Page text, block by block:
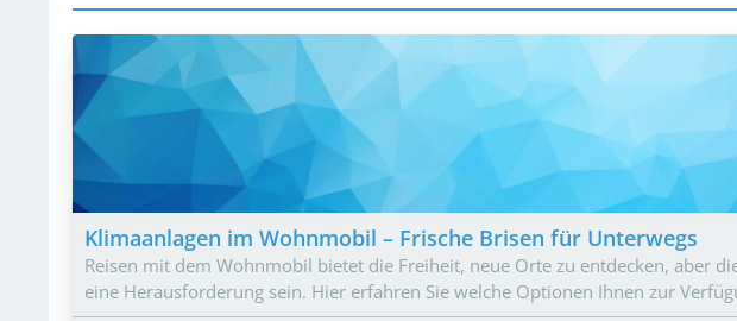
Klimaanlagen im Wohnmobil – Frische Brisen für Unterwegs
Reisen mit dem Wohnmobil bietet die Freiheit, neue Orte zu entdecken, aber
eine Herausforderung sein. Hier erfahren Sie welche Optionen Ihnen zur